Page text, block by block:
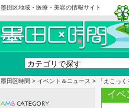
墨田区地域・医療・美容の情報サイト
墨田区時間 > イベント＆ニュース > 「えこっく
イベ